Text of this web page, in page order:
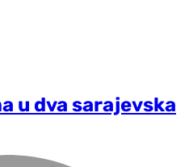
u dva sarajevska